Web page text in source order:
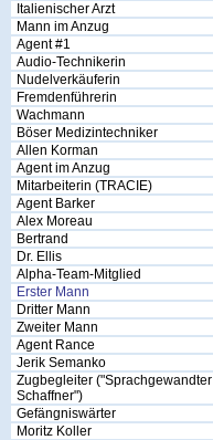
Italienischer Arzt
Mann im Anzug
Agent #1
Audio-Technikerin
Nudelverkäuferin
Fremdenführerin
Wachmann
Böser Medizintechniker
Allen Korman
Agent im Anzug
Mitarbeiterin (TRACIE)
Agent Barker
Alex Moreau
Bertrand
Dr. Ellis
Alpha-Team-Mitglied
Erster Mann
Dritter Mann
Zweiter Mann
Agent Rance
Jerik Semanko
Zugbegleiter ("Sprachgewandter
Schaffner")
Gefängniswärter
Moritz Koller